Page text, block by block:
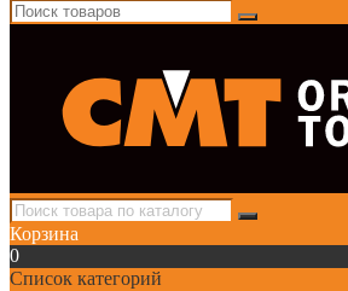
Корзина
0
Список категорий